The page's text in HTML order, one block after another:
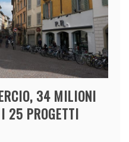
34 MILIONI
25 PROGETTI